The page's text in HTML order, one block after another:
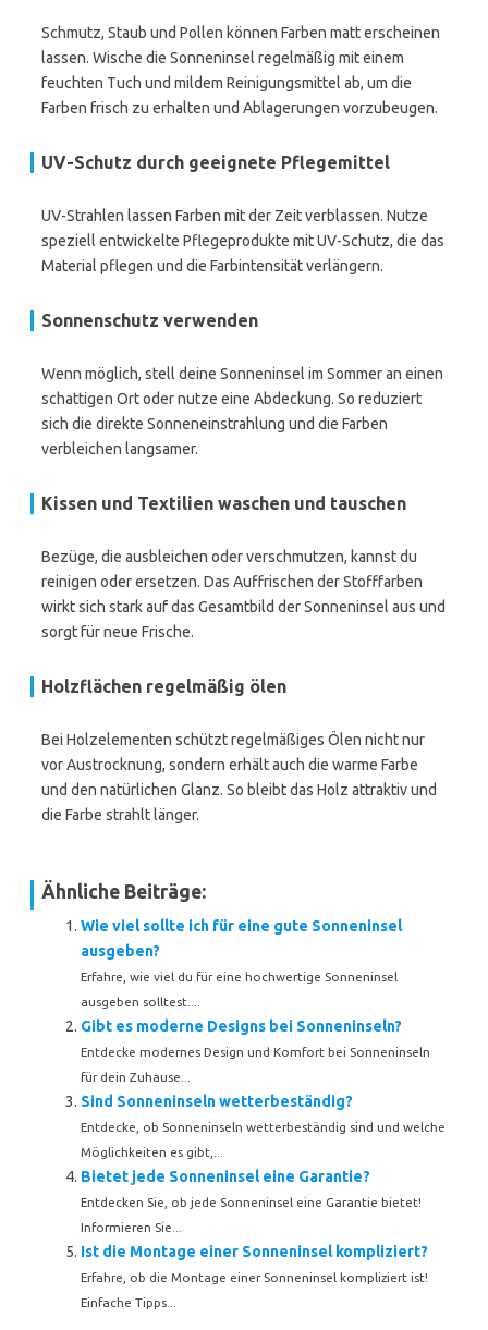
Schmutz, Staub und Pollen können Farben matt erscheinen
lassen. Wische die Sonneninsel regelmäßig mit einem
feuchten Tuch und mildem Reinigungsmittel ab, um die
Farben frisch zu erhalten und Ablagerungen vorzubeugen.
UV-Schutz durch geeignete Pflegemittel
UV-Strahlen lassen Farben mit der Zeit verblassen. Nutze
speziell entwickelte Pflegeprodukte mit UV-Schutz, die das
Material pflegen und die Farbintensität verlängern.
Sonnenschutz verwenden
Wenn möglich, stell deine Sonneninsel im Sommer an einen
schattigen Ort oder nutze eine Abdeckung. So reduziert
sich die direkte Sonneneinstrahlung und die Farben
verbleichen langsamer.
Kissen und Textilien waschen und tauschen
Bezüge, die ausbleichen oder verschmutzen, kannst du
reinigen oder ersetzen. Das Auffrischen der Stofffarben
wirkt sich stark auf das Gesamtbild der Sonneninsel aus und
sorgt für neue Frische.
Holzflächen regelmäßig ölen
Bei Holzelementen schützt regelmäßiges Ölen nicht nur
vor Austrocknung, sondern erhält auch die warme Farbe
und den natürlichen Glanz. So bleibt das Holz attraktiv und
die Farbe strahlt länger.
Ähnliche Beiträge:
Wie viel sollte ich für eine gute Sonneninsel
ausgeben?
Erfahre, wie viel du für eine hochwertige Sonneninsel
ausgeben solltest....
Gibt es moderne Designs bei Sonneninseln?
Entdecke modernes Design und Komfort bei Sonneninseln
für dein Zuhause...
Sind Sonneninseln wetterbeständig?
Entdecke, ob Sonneninseln wetterbeständig sind und welche
Möglichkeiten es gibt,...
Bietet jede Sonneninsel eine Garantie?
Entdecken Sie, ob jede Sonneninsel eine Garantie bietet!
Informieren Sie...
Ist die Montage einer Sonneninsel kompliziert?
Erfahre, ob die Montage einer Sonneninsel kompliziert ist!
Einfache Tipps...